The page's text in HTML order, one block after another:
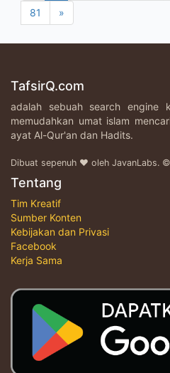
81
»
TafsirQ.com
adalah sebuah search engine
memudahkan umat islam
ayat Al-Qur'an dan Hadits.
Dibuat sepenuh ♥ oleh JavanLabs.
Tentang
Tim Kreatif
Sumber Konten
Kebijakan dan Privasi
Facebook
Kerja Sama